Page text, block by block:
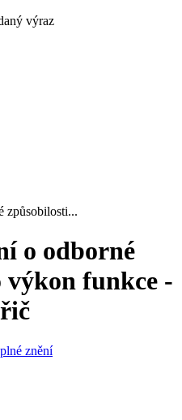
výraz
způsobilosti...
o odborné
funkce -
znění